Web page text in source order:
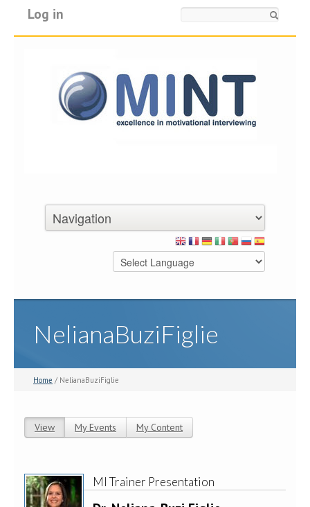
Log in
NelianaBuziFiglie
Home / NelianaBuziFiglie
View (active tab)
My Events My Content
MI Trainer Presentation